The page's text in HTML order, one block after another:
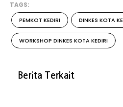
TAGS:
PEMKOT KEDIRI DINKES KOTA
WORKSHOP DINKES KOTA KEDIRI
Berita Terkait